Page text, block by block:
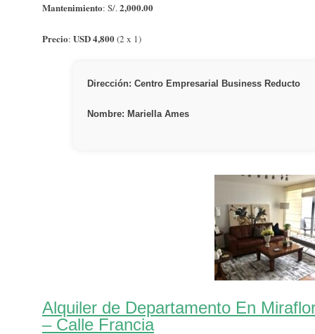
Mantenimiento: S/.2,000.00
Precio: USD 4,800(2 x 1)
Dirección: Centro Empresarial Business Reducto
Nombre: Mariella Ames
Alquiler de Departamento En
– Calle Francia